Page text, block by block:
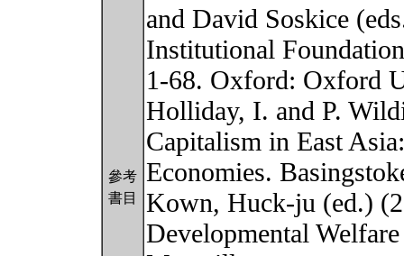
參考
書目
and David Soskice
Institutional
1-68. Oxford: Oxford
Holliday, I. and P.
Capitalism in East
Economies.
Kown, Huck-ju (ed.)
Developmental